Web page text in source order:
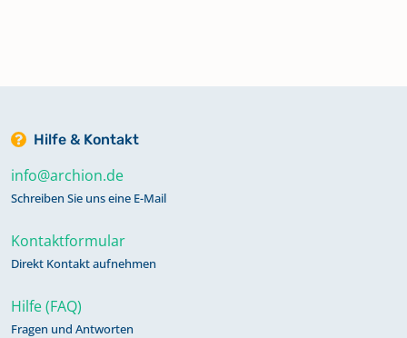
Hilfe & Kontakt
info@archion.de
Schreiben Sie uns eine E-Mail
Kontaktformular
Direkt Kontakt aufnehmen
Hilfe (FAQ)
Fragen und Antworten